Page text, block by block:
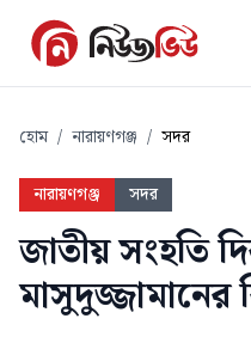
হোম / নারায়ণগঞ্জ / সদর
নারায়ণগঞ্জ সদর
জাতীয় সংহতি